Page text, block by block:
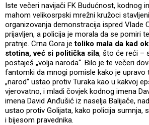
Iste večeri navijači FK Budućnost, kodnog
mahom velikosrpski mrežni kružoci
organizovanja demonstracija ispred Vlade
prijavljen, a policija je morala da se pomiri
pratnje. Crna Gora jetoliko mala da kad
stotina, već si politička sila, što će reći –
postaješ „volja naroda“. Bilo je te večeri
fantomki da mnogi pomisle kako je upravo
„narod“ ustao protiv Turaka kao u kakvoj
vjerovatno, i mladi čovjek kodnog imena
imena David Anđušić iz naselja Balijače,
ustao protiv Golijata, kako policija sumnja,
i bijesom pravednika.